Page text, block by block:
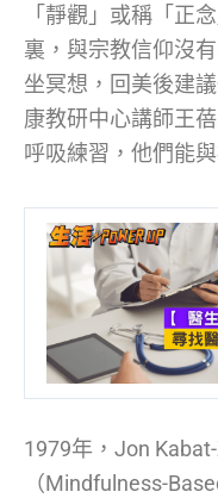
「靜觀」或稱「正
裏，與宗教信仰沒
坐冥想，回美後建
康教研中心講師王
呼吸練習，他們能
1979年，Jon
（Mindfulness-